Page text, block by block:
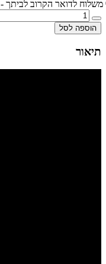
משלוח לדואר הקרוב לביתך - 14 ימי עסקים
הוספה לסל
תיאור